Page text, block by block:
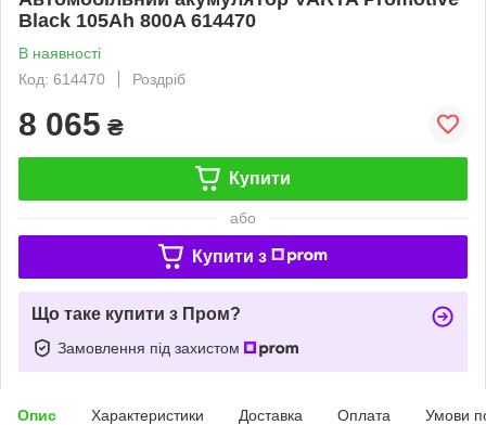
Black 105Ah 800A 614470
В наявності
Код: 614470
Роздріб
8 065 ₴
Купити
або
Купити з
Що таке купити з Пром?
Замовлення під захистом
Опис Характеристики Доставка Оплата Умови